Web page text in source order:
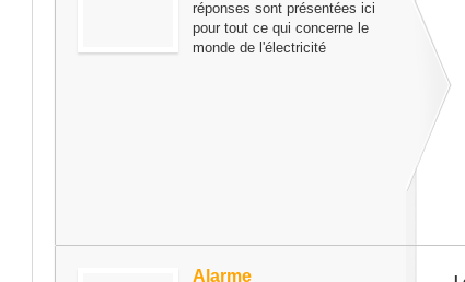
réponses sont présentées ici
pour tout ce qui concerne le
monde de l'électricité
Alarme